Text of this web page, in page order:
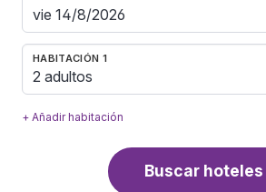
HABITACIÓN 1
2 adultos
+ Añadir habitación
Buscar hoteles